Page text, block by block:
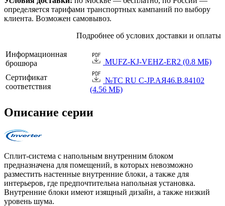
определяется тарифами транспортных кампаний по выбору
клиента. Возможен самовывоз.
Подробнее об услових доставки и оплаты
Информационная
брошюра
MUFZ-KJ-VEHZ-ER2 (0.8 МБ)
Сертификат
соответствия
№TC RU C-JP.АЯ46.B.84102
(4.56 МБ)
Описание серии
Сплит-система с напольным внутренним блоком
предназначена для помещений, в которых невозможно
разместить настенные внутренние блоки, а также для
интерьеров, где предпочтительна напольная установка.
Внутренние блоки имеют изящный дизайн, а также низкий
уровень шума.